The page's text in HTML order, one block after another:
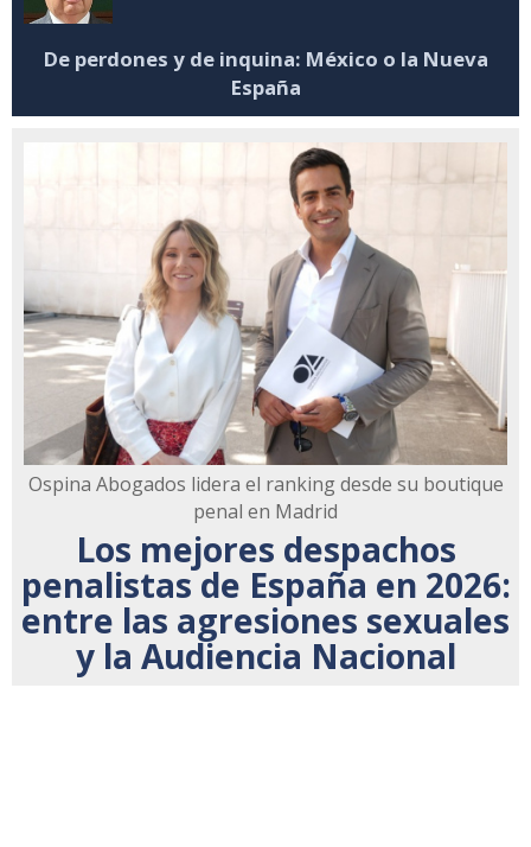
De perdones y de inquina: México o la Nueva
España
Ospina Abogados lidera el ranking desde su boutique
penal en Madrid
Los mejores despachos
penalistas de España en 2026:
entre las agresiones sexuales
y la Audiencia Nacional